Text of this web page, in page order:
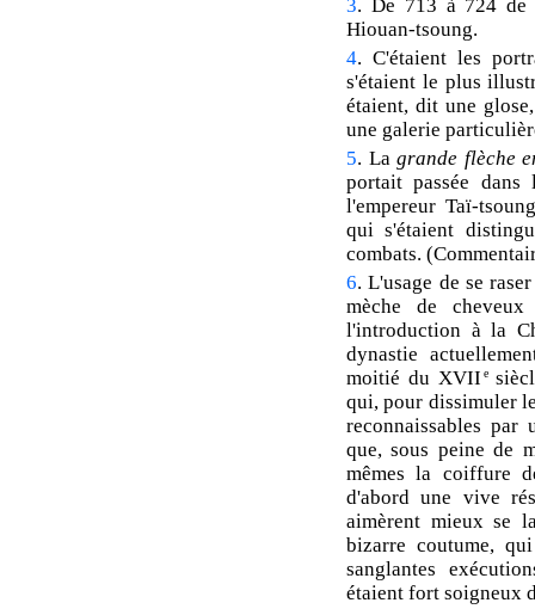
3. De 713 à 724 de
Hiouan-tsoung.
4. C'étaient les
s'étaient le plus
étaient, dit une
une galerie
5. Lagrande flèche
portait passée
l'empereur Taï-
qui s'étaient
combats.
6. L'usage de se
mèche de
l'introduction à la
dynastie
moitié du XVII e
qui, pour dissimuler
reconnaissables
que, sous peine de
mêmes la coiffure
d'abord une vive
aimèrent mieux se
bizarre coutume,
sanglantes
étaient fort soigneux